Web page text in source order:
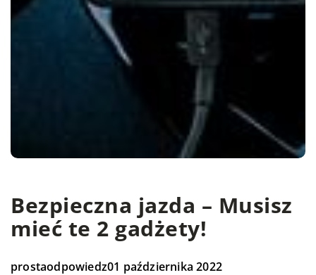
Bezpieczna jazda – Musisz
mieć te 2 gadżety!
prostaodpowiedz01 października 2022